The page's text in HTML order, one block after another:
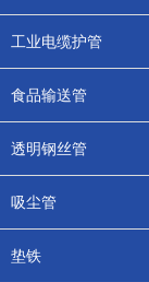
工业电缆护管
食品输送管
透明钢丝管
吸尘管
垫铁